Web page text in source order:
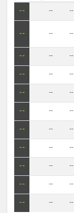
--
--
--
--
--
--
--
--
--
--
--
--
--
--
--
--
--
--
--
--
--
--
--
--
--
--
--
--
--
--
--
--
--